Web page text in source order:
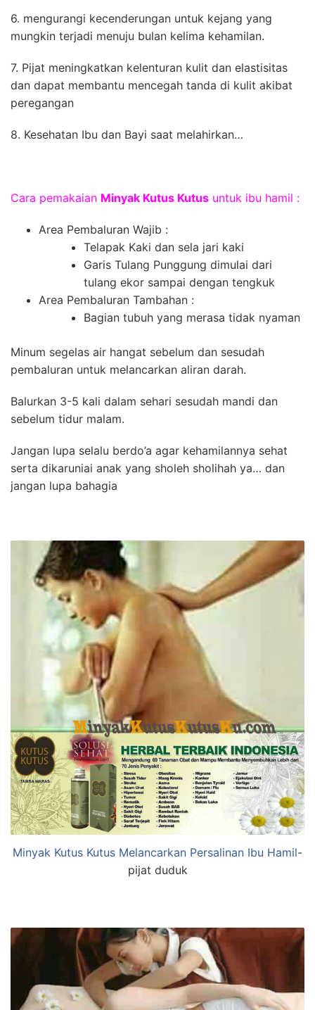
6. mengurangi kecenderungan untuk kejang yang
mungkin terjadi menuju bulan kelima kehamilan.
7. Pijat meningkatkan kelenturan kulit dan elastisitas
dan dapat membantu mencegah tanda di kulit akibat
peregangan
8. Kesehatan Ibu dan Bayi saat melahirkan…
Cara pemakaian Minyak Kutus Kutus untuk ibu hamil :
Area Pembaluran Wajib :
Telapak Kaki dan sela jari kaki
Garis Tulang Punggung dimulai dari
tulang ekor sampai dengan tengkuk
Area Pembaluran Tambahan :
Bagian tubuh yang merasa tidak nyaman
Minum segelas air hangat sebelum dan sesudah
pembaluran untuk melancarkan aliran darah.
Balurkan 3-5 kali dalam sehari sesudah mandi dan
sebelum tidur malam.
Jangan lupa selalu berdo’a agar kehamilannya sehat
serta dikaruniai anak yang sholeh sholihah ya… dan
jangan lupa bahagia
Minyak Kutus Kutus Melancarkan Persalinan Ibu Hamil-
pijat duduk